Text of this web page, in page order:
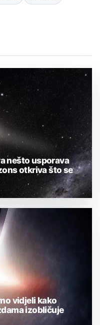
nešto usporava
otkriva što se
vidjeli kako
izobličuje